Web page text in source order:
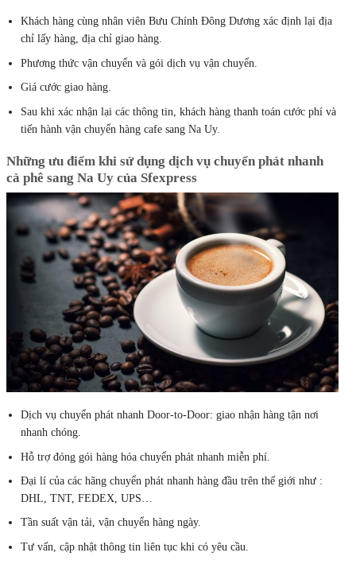
Khách hàng cùng nhân viên Bưu Chính Đông Dương xác định lại địa
chỉ lấy hàng, địa chỉ giao hàng.
Phương thức vận chuyển và gói dịch vụ vận chuyển.
Giá cước giao hàng.
Sau khi xác nhận lại các thông tin, khách hàng thanh toán cước phí và
tiến hành vận chuyển hàng cafe sang Na Uy.
Những ưu điểm khi sử dụng dịch vụ chuyển phát nhanh
cà phê sang Na Uy của Sfexpress
Dịch vụ chuyển phát nhanh Door-to-Door: giao nhận hàng tận nơi
nhanh chóng.
Hỗ trợ đóng gói hàng hóa chuyển phát nhanh miễn phí.
Đại lí của các hãng chuyển phát nhanh hàng đầu trên thế giới như :
DHL, TNT, FEDEX, UPS…
Tần suất vận tải, vận chuyển hàng ngày.
Tư vấn, cập nhật thông tin liên tục khi có yêu cầu.